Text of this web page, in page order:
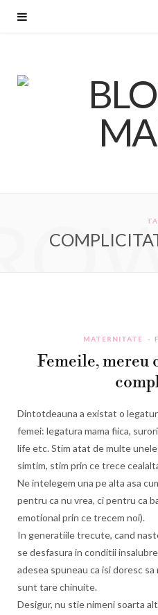
MATERNITATE
Femeile, mereu
Dintotdeauna a existat o
femei: legatura mama fiica,
life etc. Stim atat de multe
simtim, stim prin ce trece
Ne intelegem una pe alta asa
pentru ca nu vrea, ci pentru ca
emotional prin ce trecem noi).
In generatiile trecute, cand
se desfasura in conditii
adesea spuneau ca isi doresc
sunt tare chinuite.
Desigur, nu stie nimeni soarta